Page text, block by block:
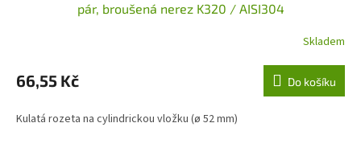
pár, broušená nerez K320 / AISI304
Skladem
66,55 Kč Do košíku
Kulatá rozeta na cylindrickou vložku (ø 52 mm)